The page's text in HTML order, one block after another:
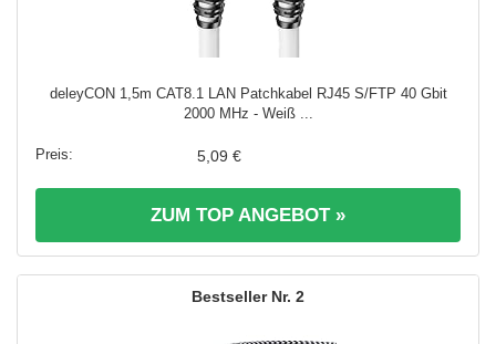
deleyCON 1,5m CAT8.1 LAN Patchkabel RJ45 S/FTP 40 Gbit
2000 MHz - Weiß ...
5,09 €
ZUM TOP ANGEBOT »
2